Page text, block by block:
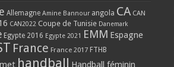
Allemagne Amine Bannour angola CA CAN
CAN2022 Coupe de Tunisie Danemark
Egypte 2016 Egypte 2021 EMM Espagne
France France 2017 FTHB
handball Handball féminin